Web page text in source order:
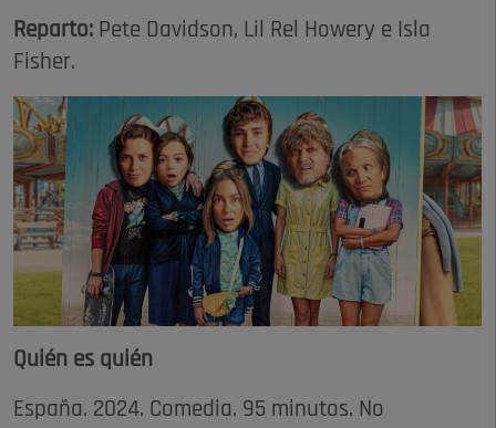
Reparto: Pete Davidson, Lil Rel Howery e Isla
Fisher.
Quién es quién
España. 2024. Comedia. 95 minutos. No